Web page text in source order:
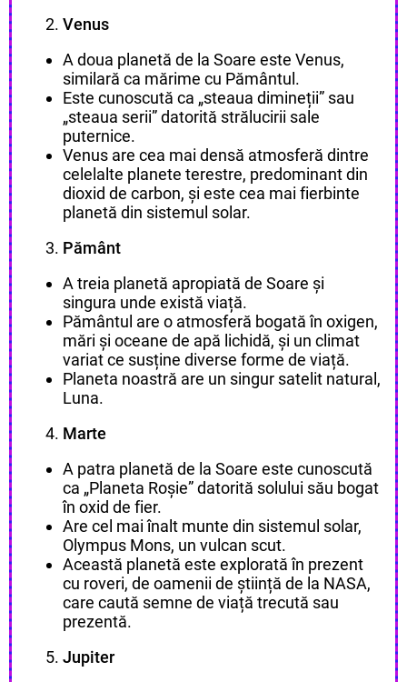
Venus
A doua planetă de la Soare este Venus,
similară ca mărime cu Pământul.
Este cunoscută ca „steaua dimineții” sau
„steaua serii” datorită strălucirii sale
puternice.
Venus are cea mai densă atmosferă dintre
celelalte planete terestre, predominant din
dioxid de carbon, și este cea mai fierbinte
planetă din sistemul solar.
Pământ
A treia planetă apropiată de Soare și
singura unde există viață.
Pământul are o atmosferă bogată în oxigen,
mări și oceane de apă lichidă, și un climat
variat ce susține diverse forme de viață.
Planeta noastră are un singur satelit natural,
Luna.
Marte
A patra planetă de la Soare este cunoscută
ca „Planeta Roșie” datorită solului său bogat
în oxid de fier.
Are cel mai înalt munte din sistemul solar,
Olympus Mons, un vulcan scut.
Această planetă este explorată în prezent
cu roveri, de oamenii de știință de la NASA,
care caută semne de viață trecută sau
prezentă.
Jupiter